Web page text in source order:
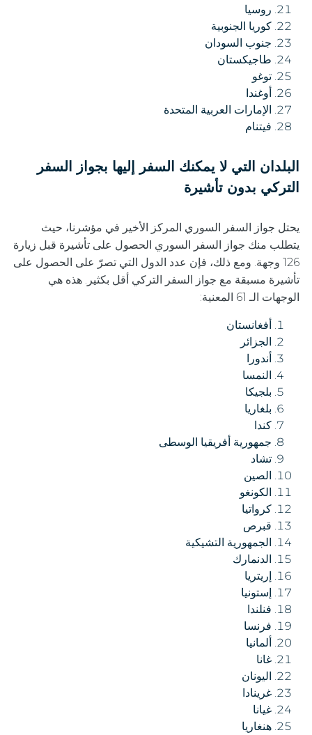
روسيا
كوريا الجنوبية
جنوب السودان
طاجيكستان
توغو
أوغندا
الإمارات العربية المتحدة
فيتنام
البلدان التي لا يمكنك السفر إليها بجواز السفر
التركي بدون تأشيرة
يحتل جواز السفر السوري المركز الأخير في مؤشرنا، حيث
يتطلب منك جواز السفر السوري الحصول على تأشيرة قبل زيارة
126 وجهة. ومع ذلك، فإن عدد الدول التي تصرّ على الحصول على
تأشيرة مسبقة مع جواز السفر التركي أقل بكثير. هذه هي
الوجهات الـ 61 المعنية:
أفغانستان
الجزائر
أندورا
النمسا
بلجيكا
بلغاريا
كندا
جمهورية أفريقيا الوسطى
تشاد
الصين
الكونغو
كرواتيا
قبرص
الجمهورية التشيكية
الدنمارك
إريتريا
إستونيا
فنلندا
فرنسا
ألمانيا
غانا
اليونان
غرينادا
غيانا
هنغاريا